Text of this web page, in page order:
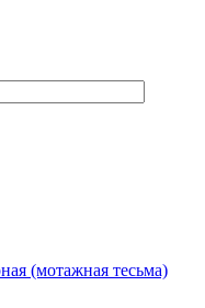
(мотажная тесьма)